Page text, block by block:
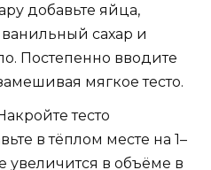
добавьте яйца,
сахар и
Постепенно вводите
мягкое тесто.
тесто
в тёплом месте на 1–
увеличится в объёме в